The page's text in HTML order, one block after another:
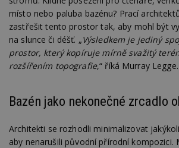
místo nebo paluba bazénu? Prací
zastřešit tento prostor tak, aby mohl být
na slunce či déšť. „Výsledkem je jediný
prostor, který kopíruje mírně svažitý
rozšířením topografie,“ říká Murray Legge.
Bazén jako nekonečné zrcadlo
Architekti se rozhodli minimalizovat
aby nenarušili původní přírodní kompozici.